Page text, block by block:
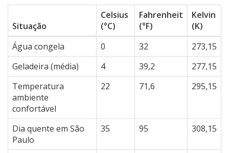
Situação
Celsius
(°C)
Fahrenheit
(°F)
Kelvin
(K)
Água congela
0 32
273,15
Geladeira (média)
4 39,2
277,15
Temperatura
ambiente
confortável
22 71,6 295,15
Dia quente em São
Paulo
35 95 308,15